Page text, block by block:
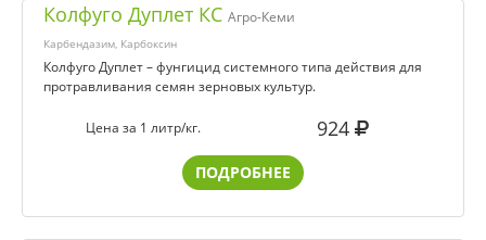
Колфуго Дуплет КС Агро-Кеми
Карбендазим, Карбоксин
Колфуго Дуплет – фунгицид системного типа действия для
протравливания семян зерновых культур.
Цена за 1 литр/кг. 924
ПОДРОБНЕЕ